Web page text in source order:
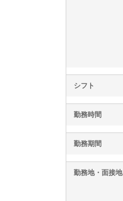
シフト
勤務時間
勤務期間
勤務地・面接地